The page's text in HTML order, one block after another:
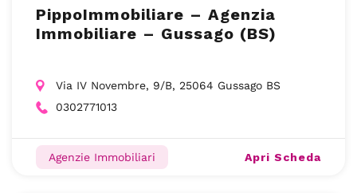
PippoImmobiliare – Agenzia
Immobiliare – Gussago (BS)
Via IV Novembre, 9/B, 25064 Gussago BS
0302771013
Agenzie Immobiliari Apri Scheda